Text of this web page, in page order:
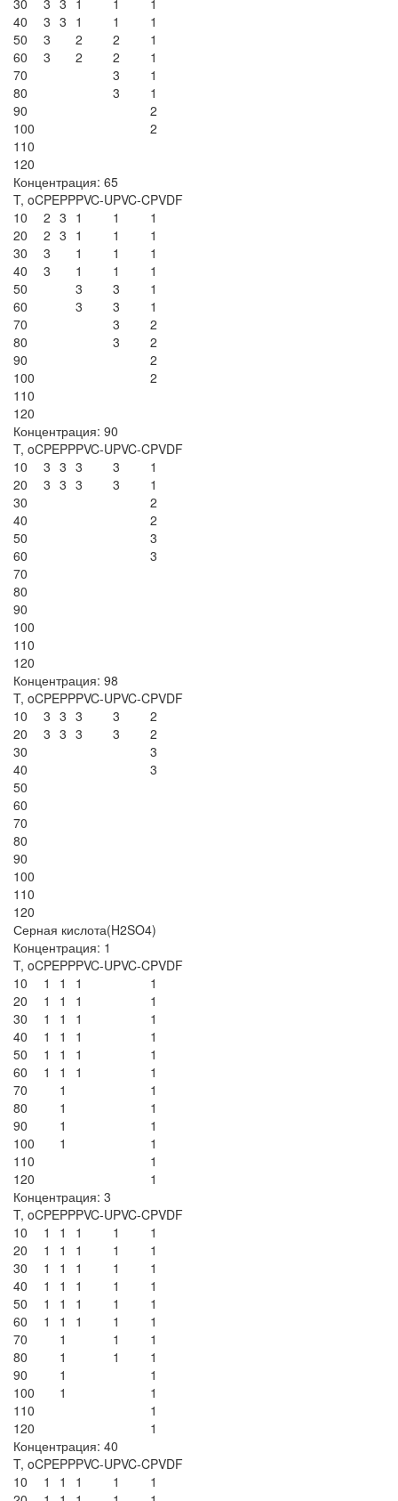
40
3 3 1 1
1
50
3 2 2
1
60
3 2 2
1
70
3
1
80
3
1
90
2
100
2
110
120
Концентрация: 65
T, oCPEPPPVC-UPVC-CPVDF
10
2 3 1 1
1
20
2 3 1 1
1
30
3 1 1
1
40
3 1 1
1
50
3 3
1
60
3 3
1
70
3
2
80
3
2
90
2
100
2
110
120
Концентрация: 90
T, oCPEPPPVC-UPVC-CPVDF
10
3 3 3 3
1
20
3 3 3 3
1
30
2
40
2
50
3
60
3
70
80
90
100
110
120
Концентрация: 98
T, oCPEPPPVC-UPVC-CPVDF
10
3 3 3 3
2
20
3 3 3 3
2
30
3
40
3
50
60
70
80
90
100
110
120
Серная кислота(H2SO4)
Концентрация: 1
T, oCPEPPPVC-UPVC-CPVDF
10
1 1 1
1
20
1 1 1
1
30
1 1 1
1
40
1 1 1
1
50
1 1 1
1
60
1 1 1
1
70
1
1
80
1
1
90
1
1
100
1
1
110
1
120
1
Концентрация: 3
T, oCPEPPPVC-UPVC-CPVDF
10
1 1 1 1
1
20
1 1 1 1
1
30
1 1 1 1
1
40
1 1 1 1
1
50
1 1 1 1
1
60
1 1 1 1
1
70
1 1
1
80
1 1
1
90
1
1
100
1
1
110
1
120
1
Концентрация: 40
T, oCPEPPPVC-UPVC-CPVDF
10
1 1 1 1
1